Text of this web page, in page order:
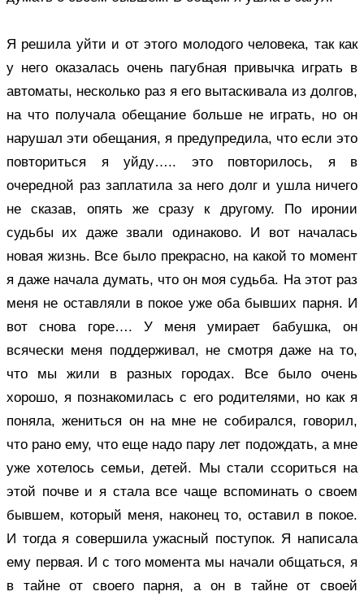
Я решила уйти и от этого молодого человека, так как
у него оказалась очень пагубная привычка играть в
автоматы, несколько раз я его вытаскивала из долгов,
на что получала обещание больше не играть, но он
нарушал эти обещания, я предупредила, что если это
повториться я уйду….. это повторилось, я в
очередной раз заплатила за него долг и ушла ничего
не сказав, опять же сразу к другому. По иронии
судьбы их даже звали одинаково. И вот началась
новая жизнь. Все было прекрасно, на какой то момент
я даже начала думать, что он моя судьба. На этот раз
меня не оставляли в покое уже оба бывших парня. И
вот снова горе…. У меня умирает бабушка, он
всячески меня поддерживал, не смотря даже на то,
что мы жили в разных городах. Все было очень
хорошо, я познакомилась с его родителями, но как я
поняла, жениться он на мне не собирался, говорил,
что рано ему, что еще надо пару лет подождать, а мне
уже хотелось семьи, детей. Мы стали ссориться на
этой почве и я стала все чаще вспоминать о своем
бывшем, который меня, наконец то, оставил в покое.
И тогда я совершила ужасный поступок. Я написала
ему первая. И с того момента мы начали общаться, я
в тайне от своего парня, а он в тайне от своей